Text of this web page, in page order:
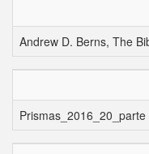
Andrew D. Berns, The